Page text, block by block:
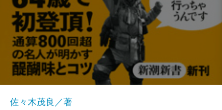
佐々木茂良／著